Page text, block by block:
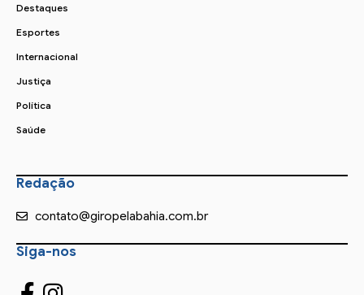
Destaques
Esportes
Internacional
Justiça
Política
Saúde
Redação
contato@giropelabahia.com.br
Siga-nos